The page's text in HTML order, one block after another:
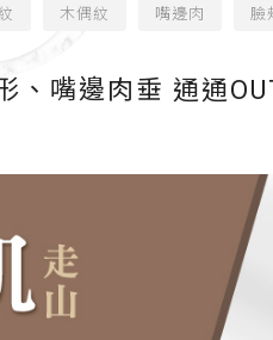
木偶紋 嘴邊肉 臉
嘴邊肉垂 通通